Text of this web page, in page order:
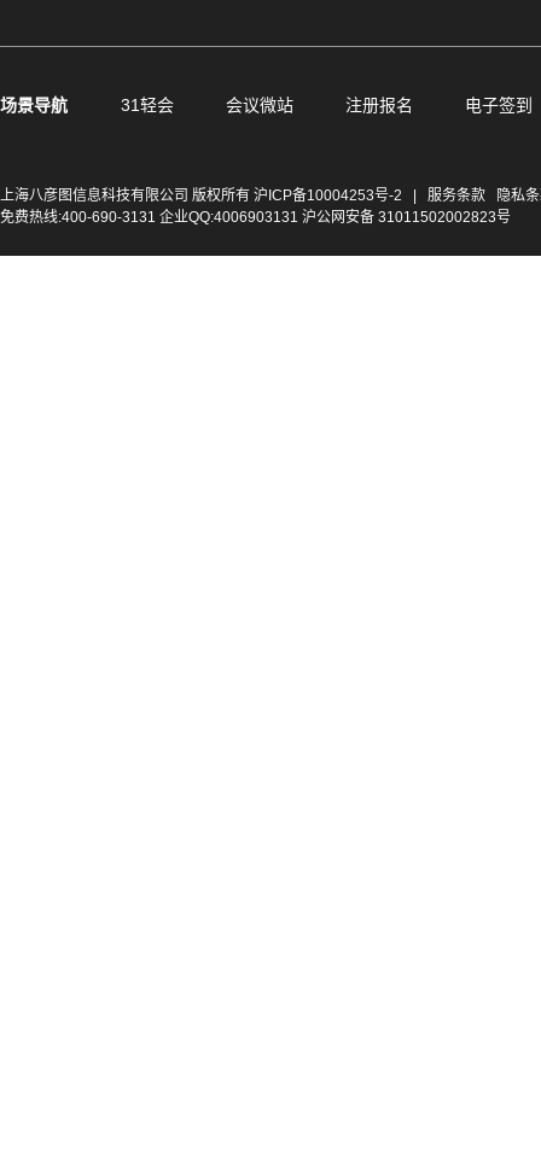
场景导航 31轻会 会议微站 注册报名 电子签到
上海八彦图信息科技有限公司 版权所有 沪ICP备10004253号-2 服务条款
隐私
免费热线:400-690-3131 企业QQ:4006903131 沪公网安备 31011502002823号